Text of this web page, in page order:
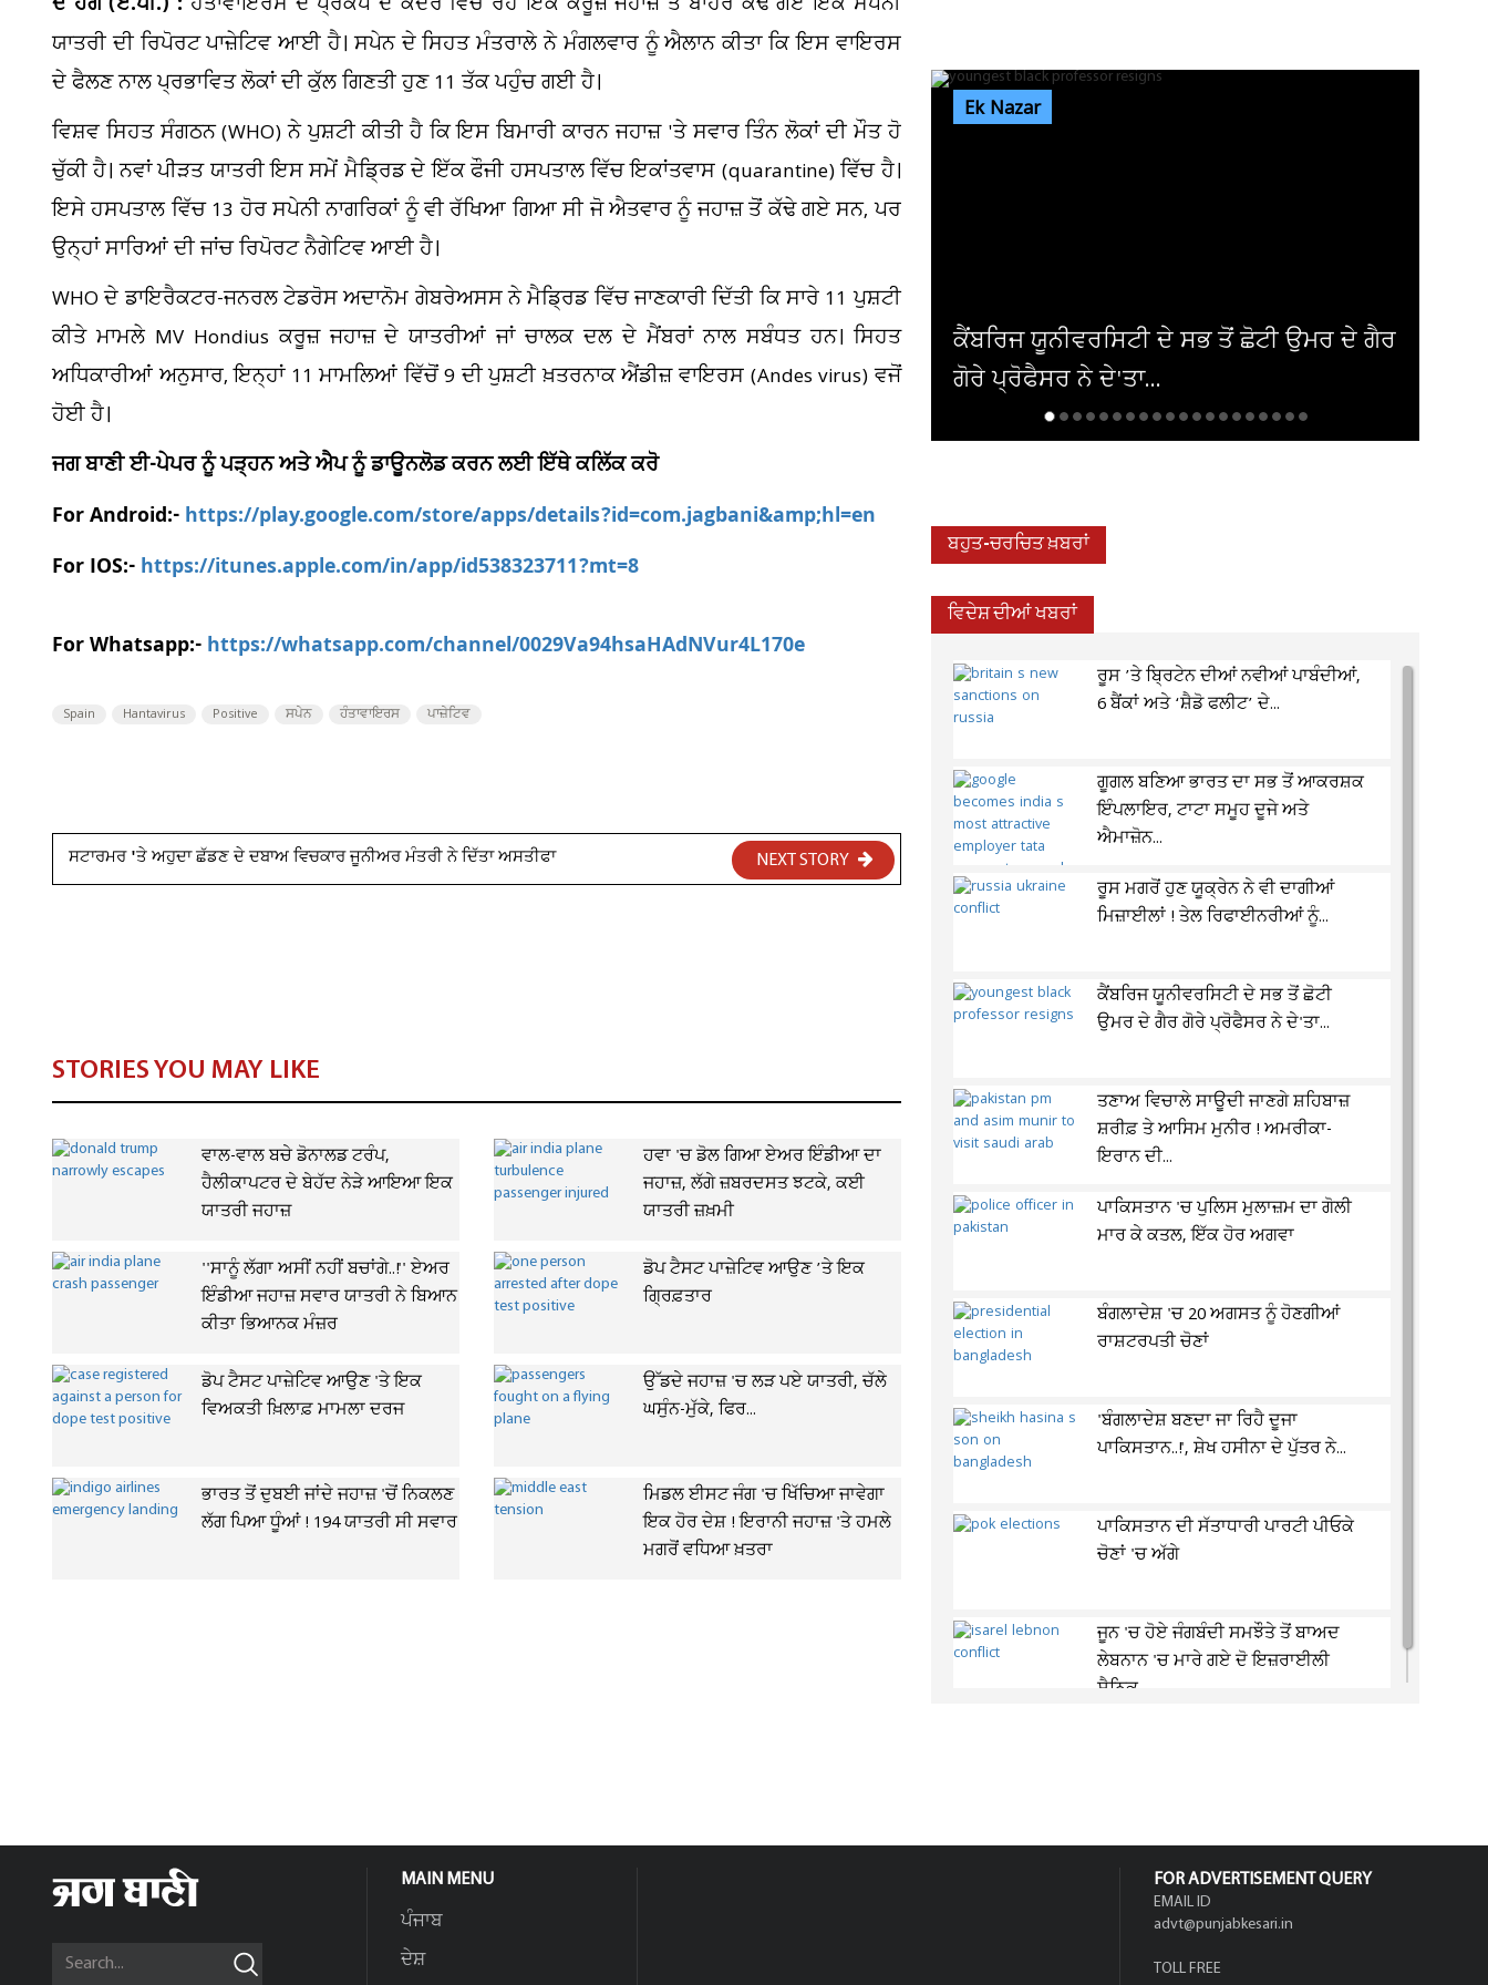
ਯਾਤਰੀ ਦੀ ਰਿਪੋਰਟ ਪਾਜ਼ੇਟਿਵ ਆਈ ਹੈ। ਸਪੇਨ ਦੇ ਸਿਹਤ ਮੰਤਰਾਲੇ ਨੇ ਮੰਗਲਵਾਰ ਨੂੰ ਐਲਾਨ ਕੀਤਾ ਕਿ ਇਸ ਵਾਇਰਸ
ਦੇ ਫੈਲਣ ਨਾਲ ਪ੍ਰਭਾਵਿਤ ਲੋਕਾਂ ਦੀ ਕੁੱਲ ਗਿਣਤੀ ਹੁਣ 11 ਤੱਕ ਪਹੁੰਚ ਗਈ ਹੈ।
ਵਿਸ਼ਵ ਸਿਹਤ ਸੰਗਠਨ (WHO) ਨੇ ਪੁਸ਼ਟੀ ਕੀਤੀ ਹੈ ਕਿ ਇਸ ਬਿਮਾਰੀ ਕਾਰਨ ਜਹਾਜ਼ 'ਤੇ ਸਵਾਰ ਤਿੰਨ ਲੋਕਾਂ ਦੀ ਮੌਤ ਹੋ
ਚੁੱਕੀ ਹੈ। ਨਵਾਂ ਪੀੜਤ ਯਾਤਰੀ ਇਸ ਸਮੇਂ ਮੈਡ੍ਰਿਡ ਦੇ ਇੱਕ ਫੌਜੀ ਹਸਪਤਾਲ ਵਿੱਚ ਇਕਾਂਤਵਾਸ (quarantine) ਵਿੱਚ ਹੈ।
ਇਸੇ ਹਸਪਤਾਲ ਵਿੱਚ 13 ਹੋਰ ਸਪੇਨੀ ਨਾਗਰਿਕਾਂ ਨੂੰ ਵੀ ਰੱਖਿਆ ਗਿਆ ਸੀ ਜੋ ਐਤਵਾਰ ਨੂੰ ਜਹਾਜ਼ ਤੋਂ ਕੱਢੇ ਗਏ ਸਨ, ਪਰ
ਉਨ੍ਹਾਂ ਸਾਰਿਆਂ ਦੀ ਜਾਂਚ ਰਿਪੋਰਟ ਨੈਗੇਟਿਵ ਆਈ ਹੈ।
WHO ਦੇ ਡਾਇਰੈਕਟਰ-ਜਨਰਲ ਟੇਡਰੋਸ ਅਦਾਨੋਮ ਗੇਬਰੇਅਸਸ ਨੇ ਮੈਡ੍ਰਿਡ ਵਿੱਚ ਜਾਣਕਾਰੀ ਦਿੱਤੀ ਕਿ ਸਾਰੇ 11 ਪੁਸ਼ਟੀ
ਕੀਤੇ ਮਾਮਲੇ MV Hondius ਕਰੂਜ਼ ਜਹਾਜ਼ ਦੇ ਯਾਤਰੀਆਂ ਜਾਂ ਚਾਲਕ ਦਲ ਦੇ ਮੈਂਬਰਾਂ ਨਾਲ ਸਬੰਧਤ ਹਨ। ਸਿਹਤ
ਅਧਿਕਾਰੀਆਂ ਅਨੁਸਾਰ, ਇਨ੍ਹਾਂ 11 ਮਾਮਲਿਆਂ ਵਿੱਚੋਂ 9 ਦੀ ਪੁਸ਼ਟੀ ਖ਼ਤਰਨਾਕ ਐਂਡੀਜ਼ ਵਾਇਰਸ (Andes virus) ਵਜੋਂ
ਹੋਈ ਹੈ।
ਜਗ ਬਾਣੀ ਈ-ਪੇਪਰ ਨੂੰ ਪੜ੍ਹਨ ਅਤੇ ਐਪ ਨੂੰ ਡਾਊਨਲੋਡ ਕਰਨ ਲਈ ਇੱਥੇ ਕਲਿੱਕ ਕਰੋ
For Android:-https://play.google.com/store/apps/details?id=com.jagbani&amp;hl=en
For IOS:-https://itunes.apple.com/in/app/id538323711?mt=8
For Whatsapp:-https://whatsapp.com/channel/0029Va94hsaHAdNVur4L170e
Spain Hantavirus Positive ਸਪੇਨ ਹੰਤਾਵਾਇਰਸ ਪਾਜ਼ੇਟਿਵ
ਸਟਾਰਮਰ 'ਤੇ ਅਹੁਦਾ ਛੱਡਣ ਦੇ ਦਬਾਅ ਵਿਚਕਾਰ ਜੂਨੀਅਰ ਮੰਤਰੀ ਨੇ ਦਿੱਤਾ ਅਸਤੀਫਾ NEXT STORY
STORIES YOU MAY LIKE
ਵਾਲ-ਵਾਲ ਬਚੇ ਡੋਨਾਲਡ ਟਰੰਪ,
ਹੈਲੀਕਾਪਟਰ ਦੇ ਬੇਹੱਦ ਨੇੜੇ ਆਇਆ ਇਕ
ਯਾਤਰੀ ਜਹਾਜ਼
ਹਵਾ 'ਚ ਡੋਲ ਗਿਆ ਏਅਰ ਇੰਡੀਆ ਦਾ
ਜਹਾਜ਼, ਲੱਗੇ ਜ਼ਬਰਦਸਤ ਝਟਕੇ, ਕਈ
ਯਾਤਰੀ ਜ਼ਖ਼ਮੀ
''ਸਾਨੂੰ ਲੱਗਾ ਅਸੀਂ ਨਹੀਂ ਬਚਾਂਗੇ..!'' ਏਅਰ
ਇੰਡੀਆ ਜਹਾਜ਼ ਸਵਾਰ ਯਾਤਰੀ ਨੇ ਬਿਆਨ
ਕੀਤਾ ਭਿਆਨਕ ਮੰਜ਼ਰ
ਡੋਪ ਟੈਸਟ ਪਾਜ਼ੇਟਿਵ ਆਉਣ ’ਤੇ ਇਕ
ਗ੍ਰਿਫ਼ਤਾਰ
ਡੋਪ ਟੈਸਟ ਪਾਜ਼ੇਟਿਵ ਆਉਣ 'ਤੇ ਇਕ
ਵਿਅਕਤੀ ਖ਼ਿਲਾਫ਼ ਮਾਮਲਾ ਦਰਜ
ਉੱਡਦੇ ਜਹਾਜ਼ 'ਚ ਲੜ ਪਏ ਯਾਤਰੀ, ਚੱਲੇ
ਘਸੁੰਨ-ਮੁੱਕੇ, ਫਿਰ...
ਭਾਰਤ ਤੋਂ ਦੁਬਈ ਜਾਂਦੇ ਜਹਾਜ਼ 'ਚੋਂ ਨਿਕਲਣ
ਲੱਗ ਪਿਆ ਧੂੰਆਂ ! 194 ਯਾਤਰੀ ਸੀ ਸਵਾਰ
ਮਿਡਲ ਈਸਟ ਜੰਗ 'ਚ ਖਿੱਚਿਆ ਜਾਵੇਗਾ
ਇਕ ਹੋਰ ਦੇਸ਼ ! ਇਰਾਨੀ ਜਹਾਜ਼ 'ਤੇ ਹਮਲੇ
ਮਗਰੋਂ ਵਧਿਆ ਖ਼ਤਰਾ
Ek Nazar
ਕੈਂਬਰਿਜ ਯੂਨੀਵਰਸਿਟੀ ਦੇ ਸਭ ਤੋਂ ਛੋਟੀ ਉਮਰ ਦੇ ਗੈਰ
ਗੋਰੇ ਪ੍ਰੋਫੈਸਰ ਨੇ ਦੇ'ਤਾ...
ਅਮਰੀਕਾ ਨੇ ਇਰਾਕੀ ਏਅਰਾਲਾਈਨ
ਪਾਬੰਦੀ
ਬਹੁਤ-ਚਰਚਿਤ ਖ਼ਬਰਾਂ
ਵਿਦੇਸ਼ ਦੀਆਂ ਖਬਰਾਂ
ਰੂਸ ’ਤੇ ਬ੍ਰਿਟੇਨ ਦੀਆਂ ਨਵੀਆਂ ਪਾਬੰਦੀਆਂ,
6 ਬੈਂਕਾਂ ਅਤੇ ‘ਸ਼ੈਡੋ ਫਲੀਟ’ ਦੇ...
ਗੂਗਲ ਬਣਿਆ ਭਾਰਤ ਦਾ ਸਭ ਤੋਂ ਆਕਰਸ਼ਕ
ਇੰਪਲਾਇਰ, ਟਾਟਾ ਸਮੂਹ ਦੂਜੇ ਅਤੇ
ਐਮਾਜ਼ੋਨ...
ਰੂਸ ਮਗਰੋਂ ਹੁਣ ਯੂਕ੍ਰੇਨ ਨੇ ਵੀ ਦਾਗੀਆਂ
ਮਿਜ਼ਾਈਲਾਂ ! ਤੇਲ ਰਿਫਾਈਨਰੀਆਂ ਨੂੰ...
ਕੈਂਬਰਿਜ ਯੂਨੀਵਰਸਿਟੀ ਦੇ ਸਭ ਤੋਂ ਛੋਟੀ
ਉਮਰ ਦੇ ਗੈਰ ਗੋਰੇ ਪ੍ਰੋਫੈਸਰ ਨੇ ਦੇ'ਤਾ...
ਤਣਾਅ ਵਿਚਾਲੇ ਸਾਊਦੀ ਜਾਣਗੇ ਸ਼ਹਿਬਾਜ਼
ਸ਼ਰੀਫ਼ ਤੇ ਆਸਿਮ ਮੁਨੀਰ ! ਅਮਰੀਕਾ-
ਇਰਾਨ ਦੀ...
ਪਾਕਿਸਤਾਨ 'ਚ ਪੁਲਿਸ ਮੁਲਾਜ਼ਮ ਦਾ ਗੋਲੀ
ਮਾਰ ਕੇ ਕਤਲ, ਇੱਕ ਹੋਰ ਅਗਵਾ
ਬੰਗਲਾਦੇਸ਼ 'ਚ 20 ਅਗਸਤ ਨੂੰ ਹੋਣਗੀਆਂ
ਰਾਸ਼ਟਰਪਤੀ ਚੋਣਾਂ
'ਬੰਗਲਾਦੇਸ਼ ਬਣਦਾ ਜਾ ਰਿਹੈ ਦੂਜਾ
ਪਾਕਿਸਤਾਨ..!', ਸ਼ੇਖ ਹਸੀਨਾ ਦੇ ਪੁੱਤਰ ਨੇ...
ਪਾਕਿਸਤਾਨ ਦੀ ਸੱਤਾਧਾਰੀ ਪਾਰਟੀ ਪੀਓਕੇ
ਚੋਣਾਂ 'ਚ ਅੱਗੇ
ਜੂਨ 'ਚ ਹੋਏ ਜੰਗਬੰਦੀ ਸਮਝੌਤੇ ਤੋਂ ਬਾਅਦ
ਲੇਬਨਾਨ 'ਚ ਮਾਰੇ ਗਏ ਦੋ ਇਜ਼ਰਾਈਲੀ
ਸੈਨਿਕ
MAIN MENU
ਪੰਜਾਬ
ਦੇਸ਼
FOR ADVERTISEMENT QUERY
EMAIL ID
advt@punjabkesari.in
TOLL FREE